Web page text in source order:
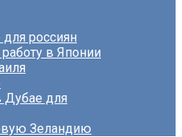
россиян
в Японии
Дубае для
Зеландию